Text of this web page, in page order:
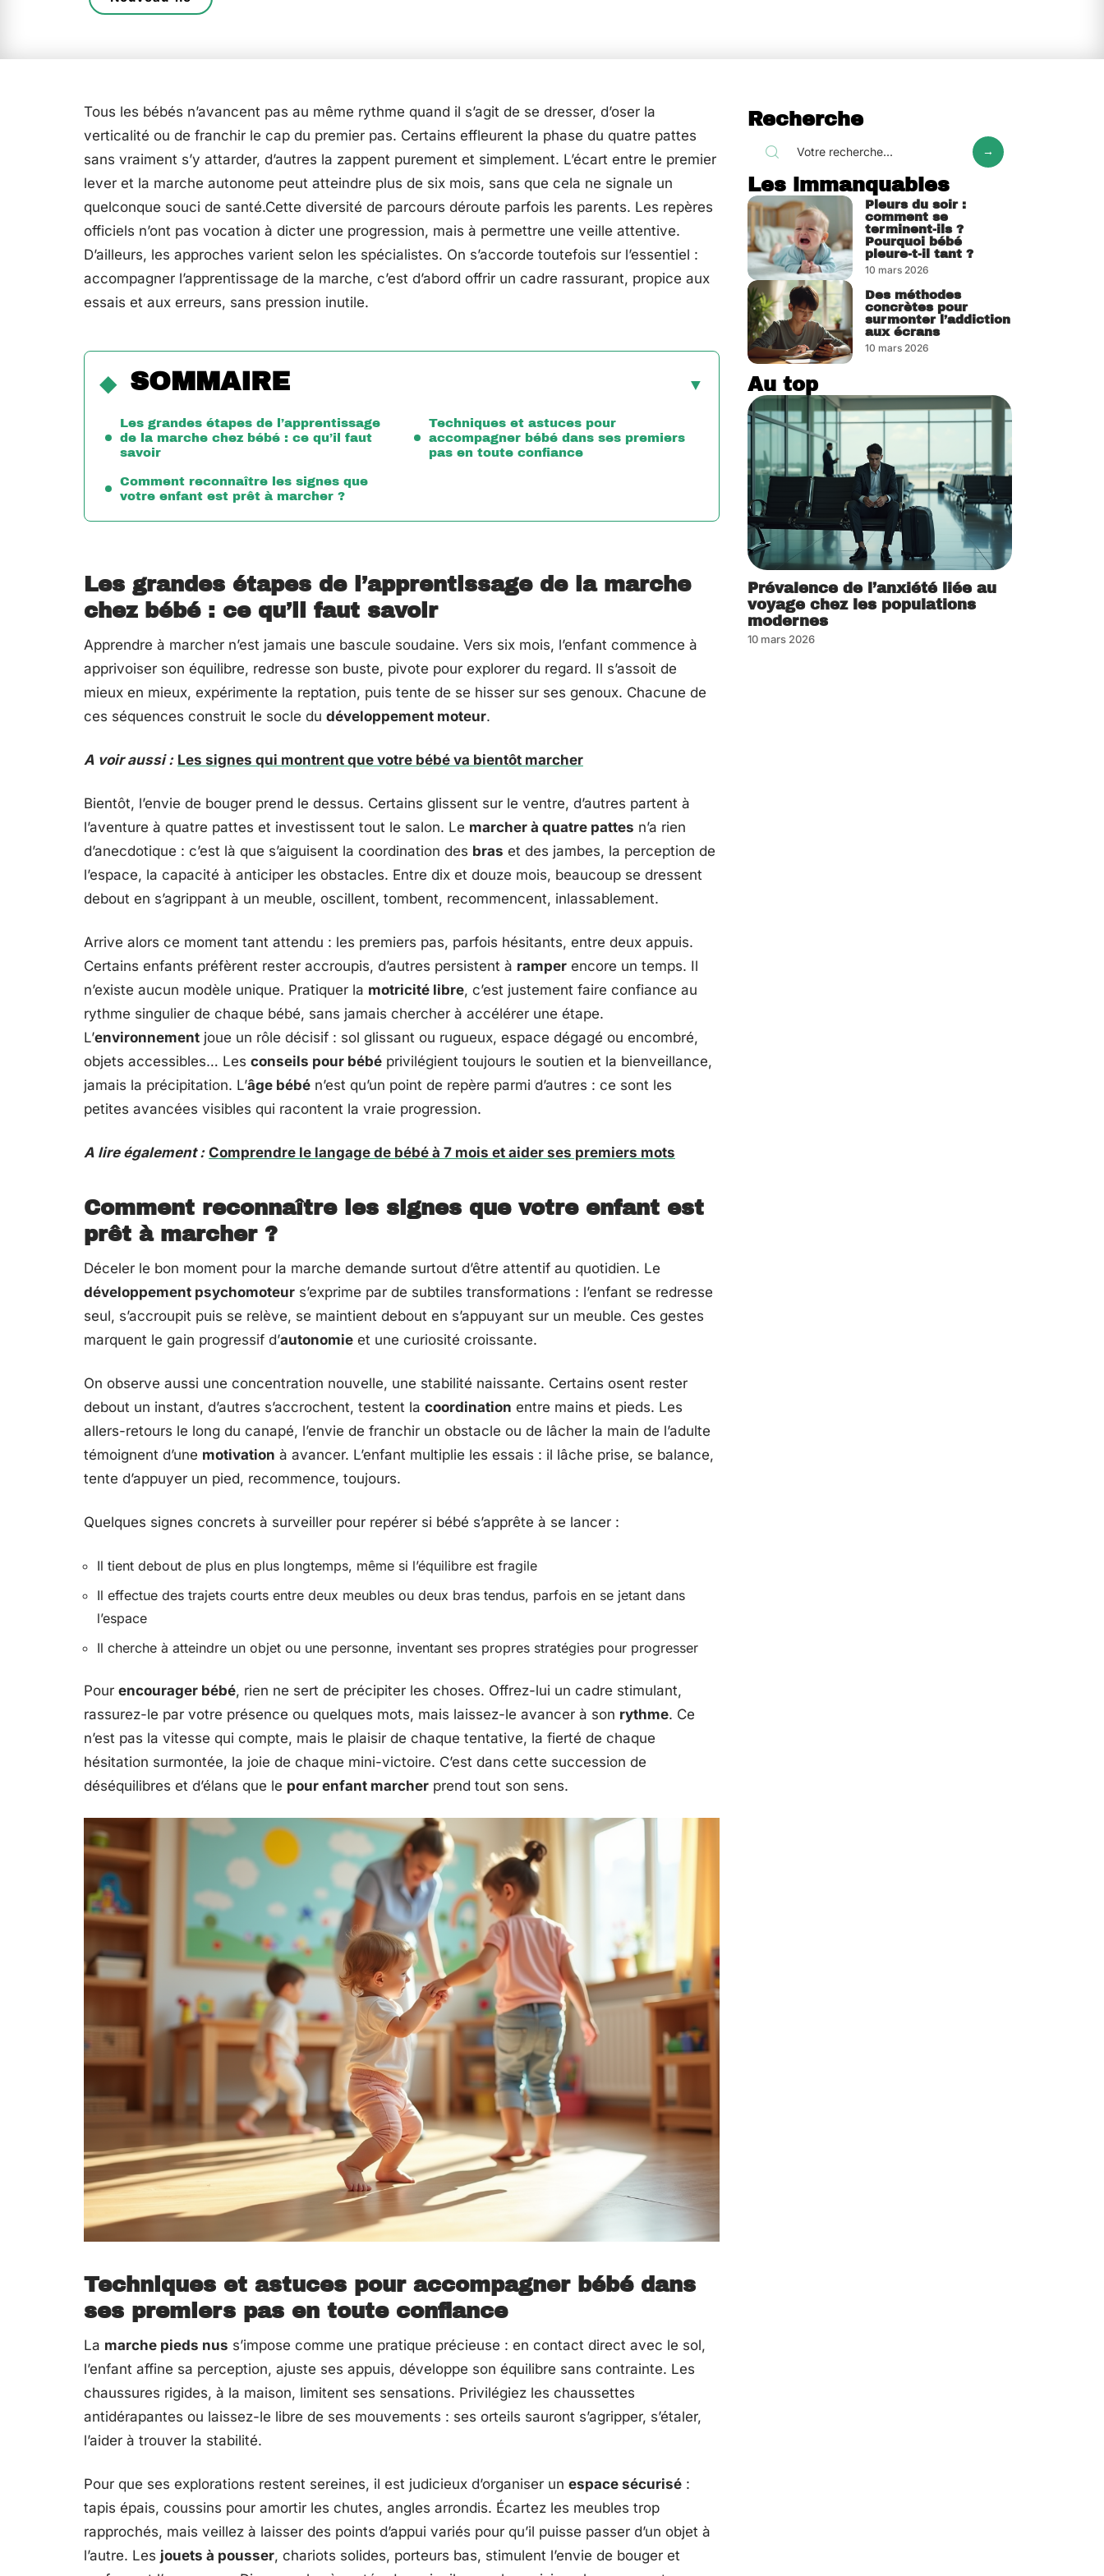
Tous les bébés n’avancent pas au même rythme quand il s’agit de se dresser, d’oser la
verticalité ou de franchir le cap du premier pas. Certains effleurent la phase du quatre pattes
sans vraiment s’y attarder, d’autres la zappent purement et simplement. L’écart entre le premier
lever et la marche autonome peut atteindre plus de six mois, sans que cela ne signale un
quelconque souci de santé.Cette diversité de parcours déroute parfois les parents. Les repères
officiels n’ont pas vocation à dicter une progression, mais à permettre une veille attentive.
D’ailleurs, les approches varient selon les spécialistes. On s’accorde toutefois sur l’essentiel :
accompagner l’apprentissage de la marche, c’est d’abord offrir un cadre rassurant, propice aux
essais et aux erreurs, sans pression inutile.
SOMMAIRE
Les grandes étapes de l’apprentissage
de la marche chez bébé : ce qu’il faut
savoir
Comment reconnaître les signes que
votre enfant est prêt à marcher ?
Techniques et astuces pour
accompagner bébé dans ses premiers
pas en toute confiance
Les grandes étapes de l’apprentissage de la marche
chez bébé : ce qu’il faut savoir
Apprendre à marcher n’est jamais une bascule soudaine. Vers six mois, l’enfant commence à
apprivoiser son équilibre, redresse son buste, pivote pour explorer du regard. Il s’assoit de
mieux en mieux, expérimente la reptation, puis tente de se hisser sur ses genoux. Chacune de
ces séquences construit le socle du développement moteur.
A voir aussi : Les signes qui montrent que votre bébé va bientôt marcher
Bientôt, l’envie de bouger prend le dessus. Certains glissent sur le ventre, d’autres partent à
l’aventure à quatre pattes et investissent tout le salon. Le marcher à quatre pattes n’a rien
d’anecdotique : c’est là que s’aiguisent la coordination des bras et des jambes, la perception de
l’espace, la capacité à anticiper les obstacles. Entre dix et douze mois, beaucoup se dressent
debout en s’agrippant à un meuble, oscillent, tombent, recommencent, inlassablement.
Arrive alors ce moment tant attendu : les premiers pas, parfois hésitants, entre deux appuis.
Certains enfants préfèrent rester accroupis, d’autres persistent à ramper encore un temps. Il
n’existe aucun modèle unique. Pratiquer la motricité libre, c’est justement faire confiance au
rythme singulier de chaque bébé, sans jamais chercher à accélérer une étape.
L’environnement joue un rôle décisif : sol glissant ou rugueux, espace dégagé ou encombré,
objets accessibles… Les conseils pour bébé privilégient toujours le soutien et la bienveillance,
jamais la précipitation. L’âge bébé n’est qu’un point de repère parmi d’autres : ce sont les
petites avancées visibles qui racontent la vraie progression.
A lire également : Comprendre le langage de bébé à 7 mois et aider ses premiers mots
Comment reconnaître les signes que votre enfant est
prêt à marcher ?
Déceler le bon moment pour la marche demande surtout d’être attentif au quotidien. Le
développement psychomoteur s’exprime par de subtiles transformations : l’enfant se redresse
seul, s’accroupit puis se relève, se maintient debout en s’appuyant sur un meuble. Ces gestes
marquent le gain progressif d’autonomie et une curiosité croissante.
On observe aussi une concentration nouvelle, une stabilité naissante. Certains osent rester
debout un instant, d’autres s’accrochent, testent la coordination entre mains et pieds. Les
allers-retours le long du canapé, l’envie de franchir un obstacle ou de lâcher la main de l’adulte
témoignent d’une motivation à avancer. L’enfant multiplie les essais : il lâche prise, se balance,
tente d’appuyer un pied, recommence, toujours.
Quelques signes concrets à surveiller pour repérer si bébé s’apprête à se lancer :
Il tient debout de plus en plus longtemps, même si l’équilibre est fragile
Il effectue des trajets courts entre deux meubles ou deux bras tendus, parfois en se jetant dans
l’espace
Il cherche à atteindre un objet ou une personne, inventant ses propres stratégies pour progresser
Pour encourager bébé, rien ne sert de précipiter les choses. Offrez-lui un cadre stimulant,
rassurez-le par votre présence ou quelques mots, mais laissez-le avancer à son rythme. Ce
n’est pas la vitesse qui compte, mais le plaisir de chaque tentative, la fierté de chaque
hésitation surmontée, la joie de chaque mini-victoire. C’est dans cette succession de
déséquilibres et d’élans que le pour enfant marcher prend tout son sens.
Techniques et astuces pour accompagner bébé dans
ses premiers pas en toute confiance
La marche pieds nus s’impose comme une pratique précieuse : en contact direct avec le sol,
l’enfant affine sa perception, ajuste ses appuis, développe son équilibre sans contrainte. Les
chaussures rigides, à la maison, limitent ses sensations. Privilégiez les chaussettes
antidérapantes ou laissez-le libre de ses mouvements : ses orteils sauront s’agripper, s’étaler,
l’aider à trouver la stabilité.
Pour que ses explorations restent sereines, il est judicieux d’organiser un espace sécurisé :
tapis épais, coussins pour amortir les chutes, angles arrondis. Écartez les meubles trop
rapprochés, mais veillez à laisser des points d’appui variés pour qu’il puisse passer d’un objet à
l’autre. Les jouets à pousser, chariots solides, porteurs bas, stimulent l’envie de bouger et
Recherche
Les immanquables
Pleurs du soir :
comment se
terminent-ils ?
Pourquoi bébé
pleure-t-il tant ?
10 mars 2026
Des méthodes
concrètes pour
surmonter l’addiction
aux écrans
10 mars 2026
Au top
Prévalence de l’anxiété liée au
voyage chez les populations
modernes
10 mars 2026